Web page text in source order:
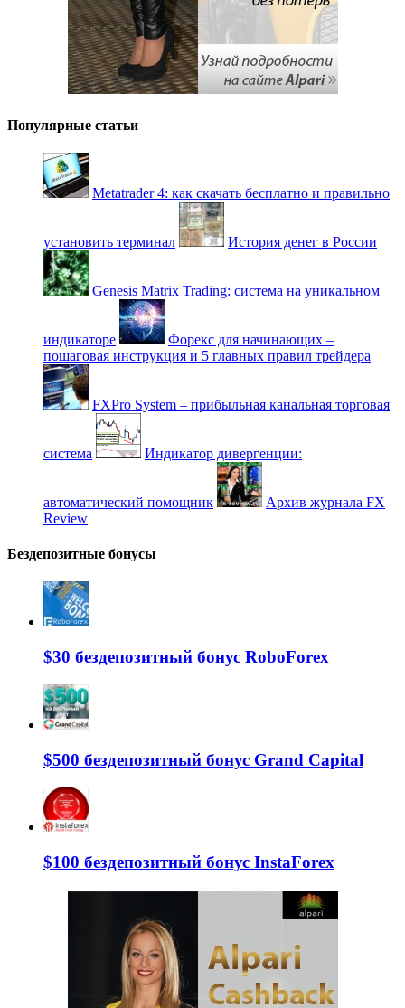
Популярные статьи
Metatrader 4: как скачать бесплатно и правильно
установить терминал История денег в России
Genesis Matrix Trading: система на уникальном
индикаторе
Форекс для начинающих –
пошаговая инструкция и 5 главных правил трейдера
FXPro System – прибыльная канальная торговая
система Индикатор дивергенции:
автоматический помощник
Архив журнала FX
Review
Бездепозитные бонусы
$30 бездепозитный бонус RoboForex
$500 бездепозитный бонус Grand Capital
$100 бездепозитный бонус InstaForex